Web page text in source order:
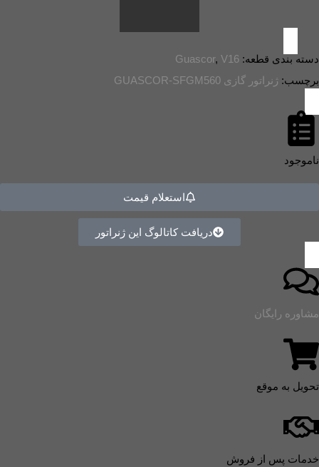
دسته بندی قطعه: Guascor, V16
برچسب: ژنراتور گازی GUASCOR-SFGM560
ناموجود
استعلام قیمت
دریافت کاتالوگ این ژنراتور
مشاوره رایگان
تحویل به موقع
خدمات پس از فروش